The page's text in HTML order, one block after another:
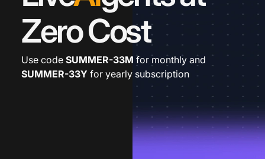
Zero Cost
Use code SUMMER-33M for monthly and
SUMMER-33Y for yearly subscription